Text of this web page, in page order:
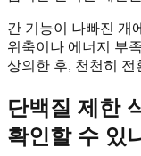
간 기능이 나빠진 개
위축이나 에너지 부
상의한 후, 천천히 전
단백질 제한
확인할 수 있